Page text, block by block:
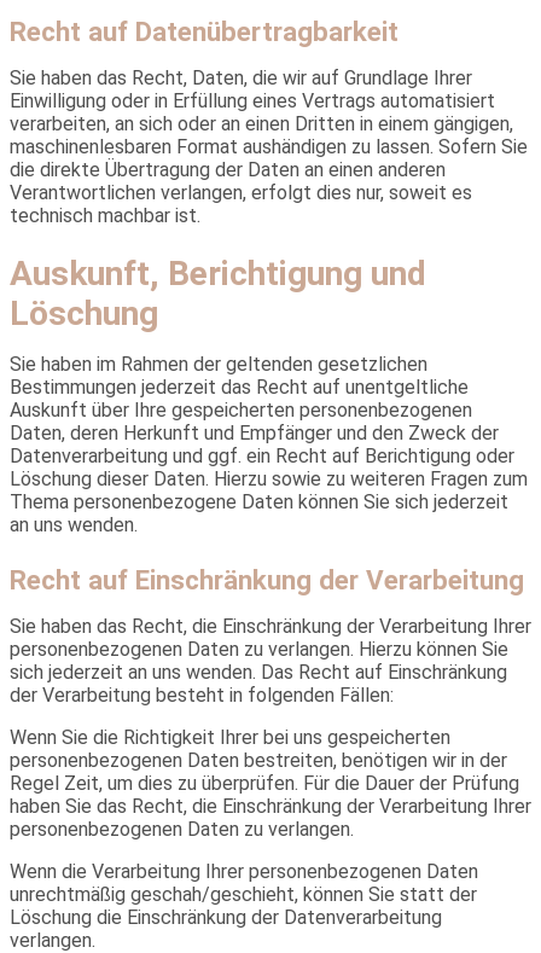
Recht auf Datenübertragbarkeit
Sie haben das Recht, Daten, die wir auf Grundlage Ihrer
Einwilligung oder in Erfüllung eines Vertrags automatisiert
verarbeiten, an sich oder an einen Dritten in einem gängigen,
maschinenlesbaren Format aushändigen zu lassen. Sofern Sie
die direkte Übertragung der Daten an einen anderen
Verantwortlichen verlangen, erfolgt dies nur, soweit es
technisch machbar ist.
Auskunft, Berichtigung und
Löschung
Sie haben im Rahmen der geltenden gesetzlichen
Bestimmungen jederzeit das Recht auf unentgeltliche
Auskunft über Ihre gespeicherten personenbezogenen
Daten, deren Herkunft und Empfänger und den Zweck der
Datenverarbeitung und ggf. ein Recht auf Berichtigung oder
Löschung dieser Daten. Hierzu sowie zu weiteren Fragen zum
Thema personenbezogene Daten können Sie sich jederzeit
an uns wenden.
Recht auf Einschränkung der Verarbeitung
Sie haben das Recht, die Einschränkung der Verarbeitung Ihrer
personenbezogenen Daten zu verlangen. Hierzu können Sie
sich jederzeit an uns wenden. Das Recht auf Einschränkung
der Verarbeitung besteht in folgenden Fällen:
Wenn Sie die Richtigkeit Ihrer bei uns gespeicherten
personenbezogenen Daten bestreiten, benötigen wir in der
Regel Zeit, um dies zu überprüfen. Für die Dauer der Prüfung
haben Sie das Recht, die Einschränkung der Verarbeitung Ihrer
personenbezogenen Daten zu verlangen.
Wenn die Verarbeitung Ihrer personenbezogenen Daten
unrechtmäßig geschah/geschieht, können Sie statt der
Löschung die Einschränkung der Datenverarbeitung
verlangen.